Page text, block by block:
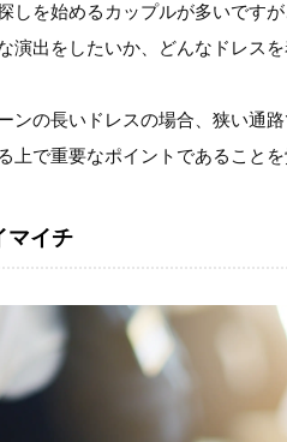
しを始めるカップルが多いです
演出をしたいか、どんなドレス
ンの長いドレスの場合、狭い通
上で重要なポイントであることを
マイチ